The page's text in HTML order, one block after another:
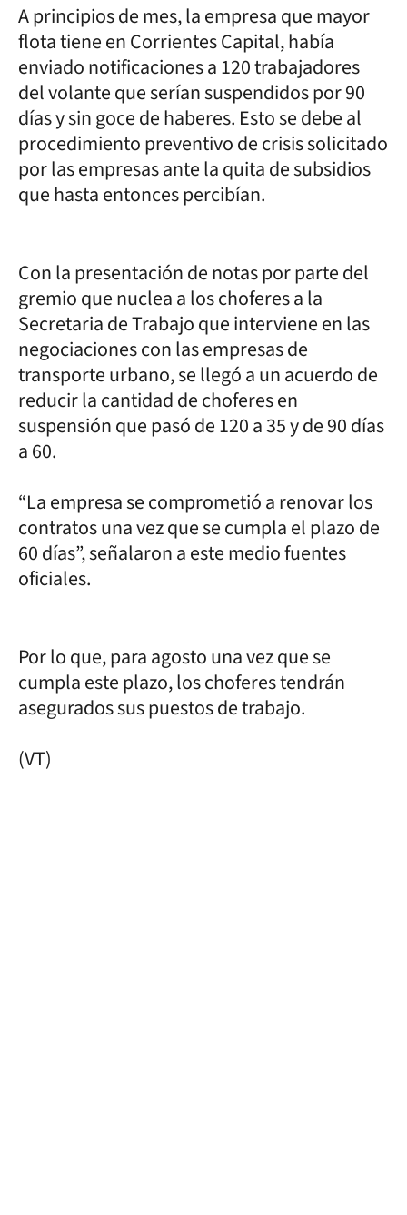
A principios de mes, la empresa que mayor
flota tiene en Corrientes Capital, había
enviado notificaciones a 120 trabajadores
del volante que serían suspendidos por 90
días y sin goce de haberes. Esto se debe al
procedimiento preventivo de crisis solicitado
por las empresas ante la quita de subsidios
que hasta entonces percibían.
Con la presentación de notas por parte del
gremio que nuclea a los choferes a la
Secretaria de Trabajo que interviene en las
negociaciones con las empresas de
transporte urbano, se llegó a un acuerdo de
reducir la cantidad de choferes en
suspensión que pasó de 120 a 35 y de 90 días
a 60.
“La empresa se comprometió a renovar los
contratos una vez que se cumpla el plazo de
60 días”, señalaron a este medio fuentes
oficiales.
Por lo que, para agosto una vez que se
cumpla este plazo, los choferes tendrán
asegurados sus puestos de trabajo.
(VT)